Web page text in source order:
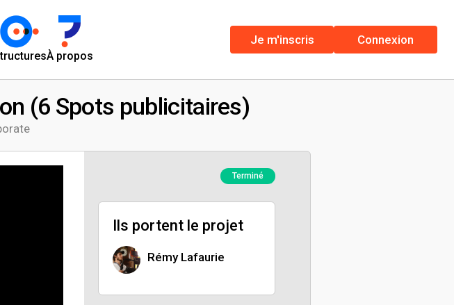
À propos
Je m'inscris Connexion
(6 Spots publicitaires)
Terminé
Ils portent le projet
Rémy Lafaurie